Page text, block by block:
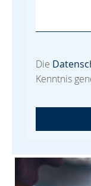
Die
Kenntnis